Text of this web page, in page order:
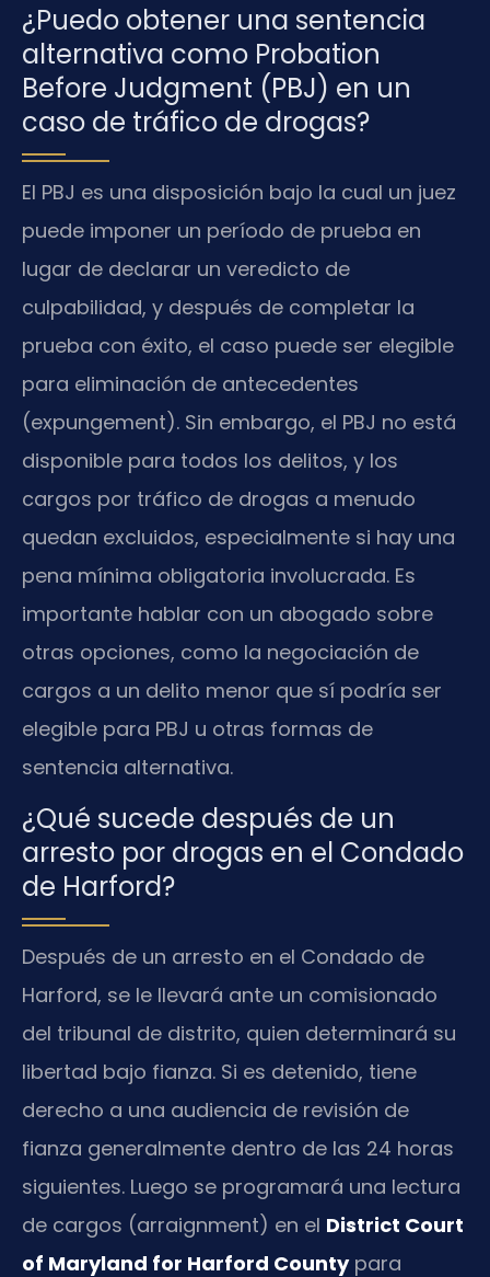
¿Puedo obtener una sentencia
alternativa como Probation
Before Judgment (PBJ) en un
caso de tráfico de drogas?
El PBJ es una disposición bajo la cual un juez
puede imponer un período de prueba en
lugar de declarar un veredicto de
culpabilidad, y después de completar la
prueba con éxito, el caso puede ser elegible
para eliminación de antecedentes
(expungement). Sin embargo, el PBJ no está
disponible para todos los delitos, y los
cargos por tráfico de drogas a menudo
quedan excluidos, especialmente si hay una
pena mínima obligatoria involucrada. Es
importante hablar con un abogado sobre
otras opciones, como la negociación de
cargos a un delito menor que sí podría ser
elegible para PBJ u otras formas de
sentencia alternativa.
¿Qué sucede después de un
arresto por drogas en el Condado
de Harford?
Después de un arresto en el Condado de
Harford, se le llevará ante un comisionado
del tribunal de distrito, quien determinará su
libertad bajo fianza. Si es detenido, tiene
derecho a una audiencia de revisión de
fianza generalmente dentro de las 24 horas
siguientes. Luego se programará una lectura
de cargos (arraignment) en el District Court
of Maryland for Harford Countypara